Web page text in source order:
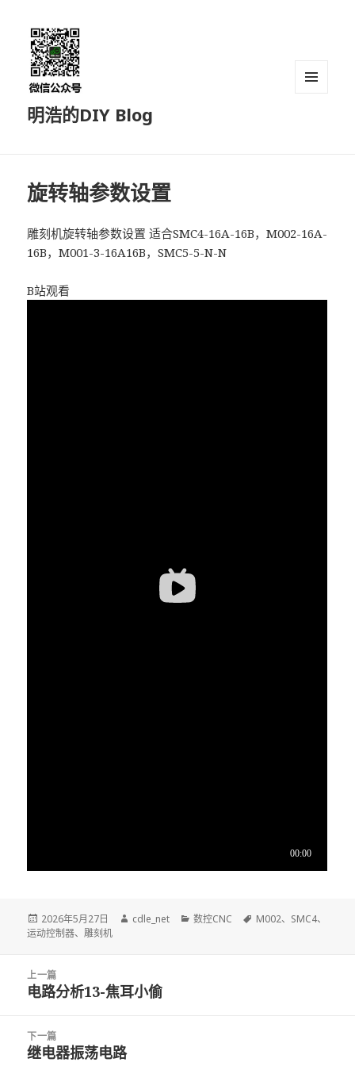
明浩的DIY Blog
旋转轴参数设置
雕刻机旋转轴参数设置 适合SMC4-16A-16B，M002-16A-
16B，M001-3-16A16B，SMC5-5-N-N
B站观看
发
布
2026年5月27日
作
cdle_net
分
数控CNC
标
M002、 SMC4、
运动控制器、雕刻机
上一篇
上
文
章：
电路分析13-焦耳小偷
下一篇
下
继电器振荡电路